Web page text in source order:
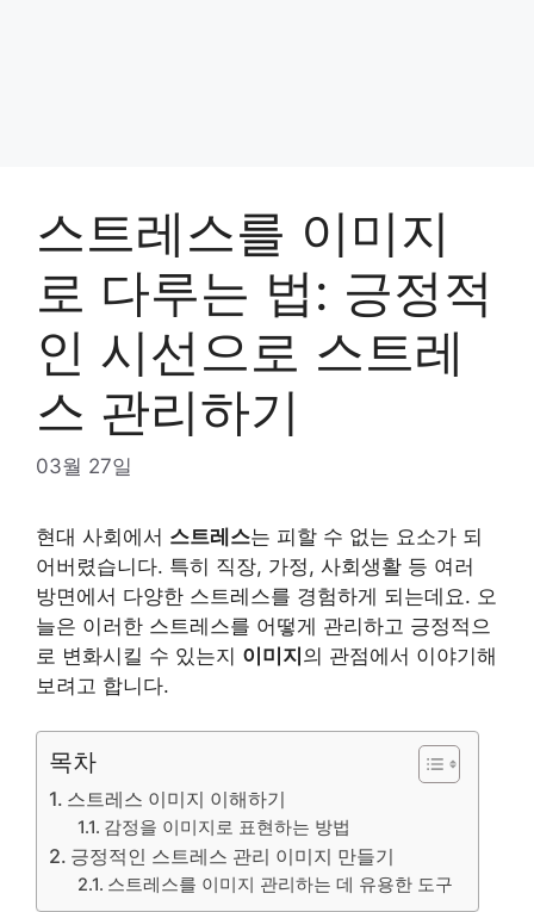
스트레스를 이미지
로 다루는 법: 긍정적
인 시선으로 스트레
스 관리하기
03월 27일
현대 사회에서 스트레스는 피할 수 없는 요소가 되
어버렸습니다. 특히 직장, 가정, 사회생활 등 여러
방면에서 다양한 스트레스를 경험하게 되는데요. 오
늘은 이러한 스트레스를 어떻게 관리하고 긍정적으
로 변화시킬 수 있는지 이미지의 관점에서 이야기해
보려고 합니다.
목차
스트레스 이미지 이해하기
감정을 이미지로 표현하는 방법
긍정적인 스트레스 관리 이미지 만들기
스트레스를 이미지 관리하는 데 유용한 도구